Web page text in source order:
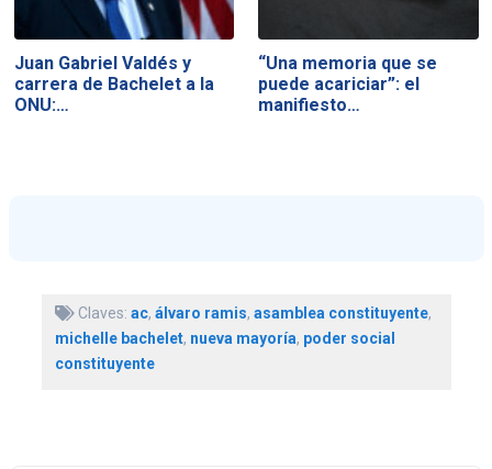
Juan Gabriel Valdés y
carrera de Bachelet a la
ONU:…
“Una memoria que se
puede acariciar”: el
manifiesto…
Claves: ac, álvaro ramis, asamblea constituyente,
michelle bachelet, nueva mayoría, poder social
constituyente